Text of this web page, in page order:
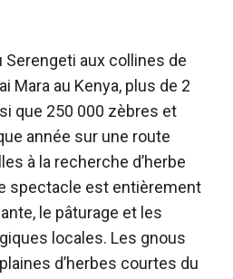
Serengeti aux collines de
Mara au Kenya, plus de 2
que 250 000 zèbres et
année sur une route
à la recherche d’herbe
spectacle est entièrement
le pâturage et les
locales. Les gnous
d’herbes courtes du